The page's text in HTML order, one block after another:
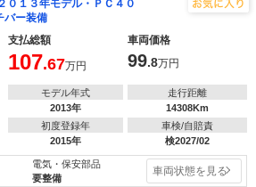
１３年モデル・ＰＣ４０
バー装備
支払総額
車両価格
107.67万円 99.8万円
モデル年式
2013年
走行距離
14308Km
初度登録年
2015年
車検/自賠責
検2027/02
電気・保安部品
要整備
車両状態を見る